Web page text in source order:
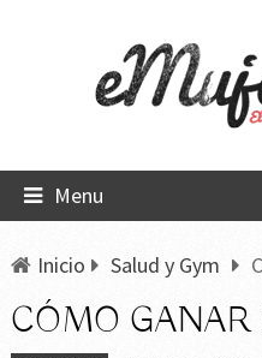
Menu
Inicio Salud y Gym
CÓMO GANAR